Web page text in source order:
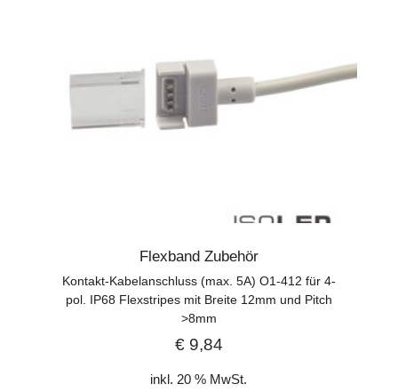
Flexband Zubehör
Kontakt-Kabelanschluss (max. 5A) O1-412 für 4-
pol. IP68 Flexstripes mit Breite 12mm und Pitch
>8mm
€9,84
inkl. 20 % MwSt.